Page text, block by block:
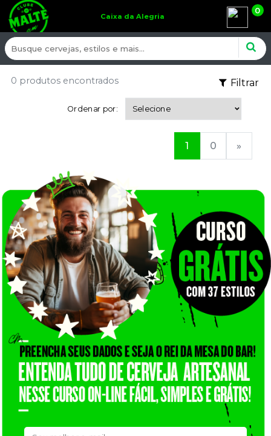
Caixa da Alegria
0
Filtrar
0 produtos encontrados
Ordenar por:
1 0 »